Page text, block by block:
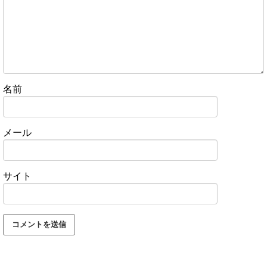
名前
メール
サイト